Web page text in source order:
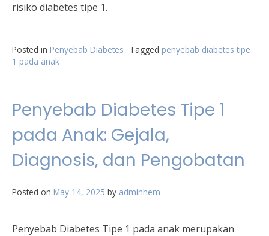
risiko diabetes tipe 1.
Posted in Penyebab Diabetes Tagged penyebab diabetes tipe
1 pada anak
Penyebab Diabetes Tipe 1
pada Anak: Gejala,
Diagnosis, dan Pengobatan
Posted on May 14, 2025 by adminhem
Penyebab Diabetes Tipe 1 pada anak merupakan